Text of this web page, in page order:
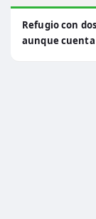
Refugio con
aunque cuenta